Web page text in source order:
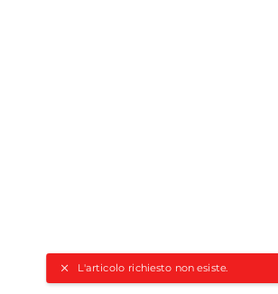
L'articolo richiesto non esiste.